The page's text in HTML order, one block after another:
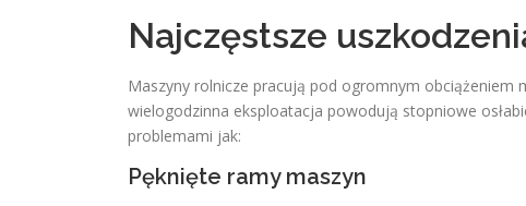
Najczęstsze
Maszyny rolnicze pracują pod ogromnym obciążeniem
wielogodzinna eksploatacja powodują stopniowe
problemami jak:
Pęknięte ramy maszyn